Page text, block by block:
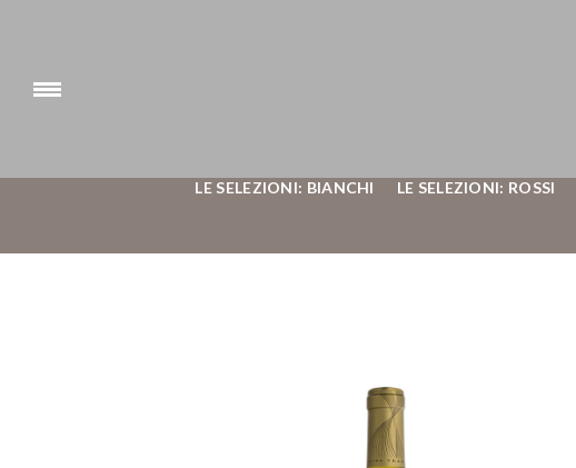
LE SELEZIONI: BIANCHI LE SELEZIONI: ROSSI